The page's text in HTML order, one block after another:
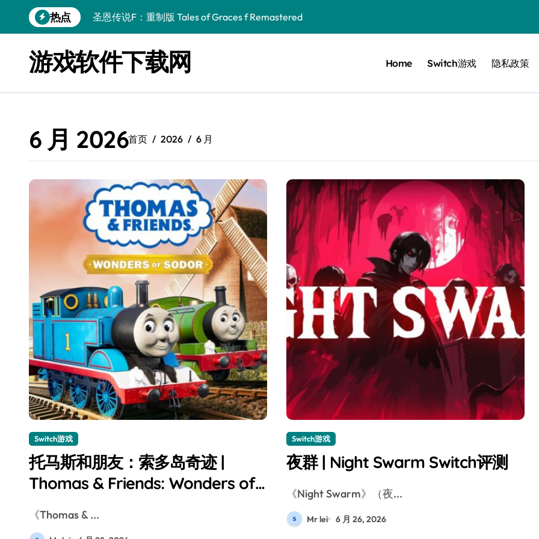
到
热点
终焉之玛格诺利亚：雾中之花 ENDER MAGNOLIA Bloom in the mist
天籁之国 Symphonia
阿喀琉斯：传说未竟之谜 Achilles Legends Untold
小镇惊魂：重制版合集 DreadOut Remastered Collection
游戏软件下载网 Home Switch游戏 隐私政策
6 月 2026首页 2026 6 月
Switch游戏
托马斯和朋友：索多岛奇迹 |
Thomas & Friends: Wonders of
Sodor Switch评测
《Thomas & ...
Switch游戏
夜群 | Night Swarm Switch评测
《Night Swarm》（夜...
Mr lei 6 月 26, 2026